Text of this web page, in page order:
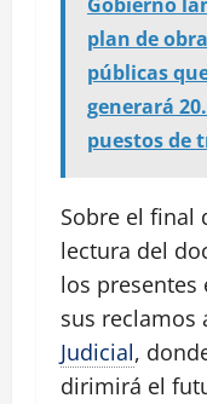
Gobierno
plan de
públicas
generará
puestos de
Sobre el final
lectura del
los presentes
sus reclamos
Judicial,
dirimirá el